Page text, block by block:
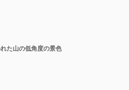
た山の低角度の景色